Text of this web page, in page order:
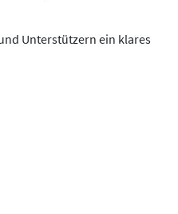
Unterstützern ein klares